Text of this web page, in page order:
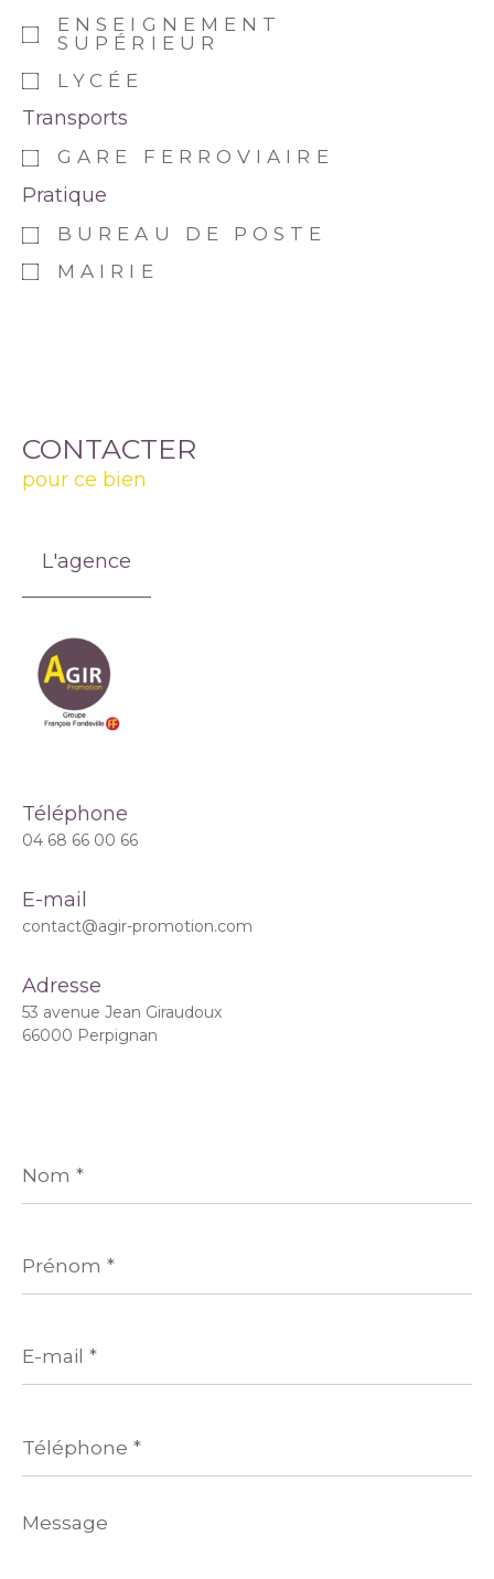
ENSEIGNEMENT
SUPÉRIEUR
LYCÉE
Transports
GARE FERROVIAIRE
Pratique
BUREAU DE POSTE
MAIRIE
CONTACTER
pour ce bien
L'agence
Téléphone
04 68 66 00 66
E-mail
contact@agir-promotion.com
Adresse
53 avenue Jean Giraudoux
66000 Perpignan
*
*
mail
*
*
Message
*